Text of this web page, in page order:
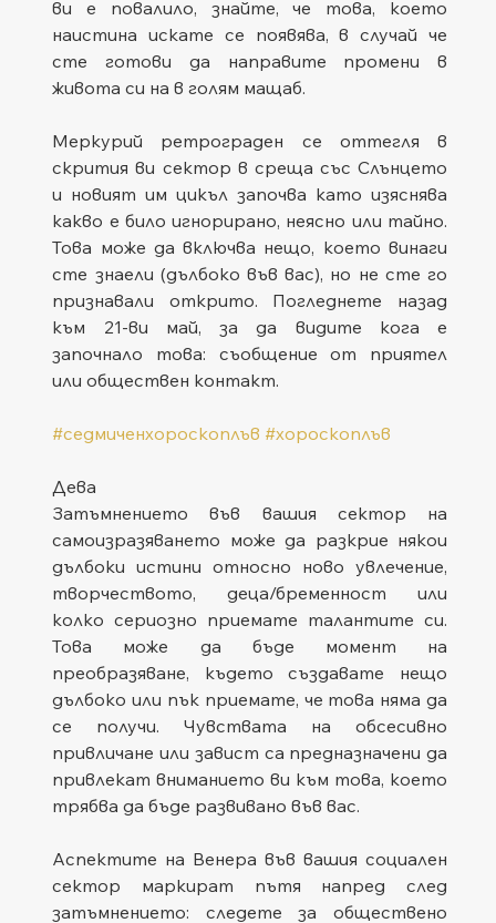
ви е повалило, знайте, че това, което
наистина искате се появява, в случай че
сте готови да направите промени в
живота си на в голям мащаб.
Меркурий ретрограден се оттегля в
скрития ви сектор в среща със Слънцето
и новият им цикъл започва като изяснява
какво е било игнорирано, неясно или тайно.
Това може да включва нещо, което винаги
сте знаели (дълбоко във вас), но не сте го
признавали открито. Погледнете назад
към 21-ви май, за да видите кога е
започнало това: съобщение от приятел
или обществен контакт.
#седмиченхороскоплъв #хороскоплъв
Дева
Затъмнението във вашия сектор на
самоизразяването може да разкрие някои
дълбоки истини относно ново увлечение,
творчеството, деца/бременност или
колко сериозно приемате талантите си.
Това може да бъде момент на
преобразяване, където създавате нещо
дълбоко или пък приемате, че това няма да
се получи. Чувствата на обсесивно
привличане или завист са предназначени да
привлекат вниманието ви към това, което
трябва да бъде развивано във вас.
Аспектите на Венера във вашия социален
сектор маркират пътя напред след
затъмнението: следете за обществено